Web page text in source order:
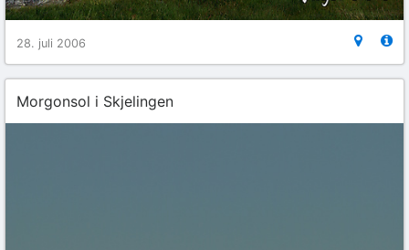
28. juli 2006
Morgonsol i Skjelingen